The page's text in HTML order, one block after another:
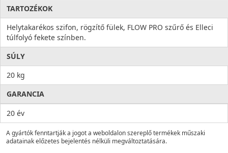
TARTOZÉKOK
Helytakarékos szifon, rögzítő fülek, FLOW PRO szűrő és Elleci
túlfolyó fekete színben.
SÚLY
20 kg
GARANCIA
20 év
A gyártók fenntartják a jogot a weboldalon szereplő termékek műszaki
adatainak előzetes bejelentés nélküli megváltoztatására.